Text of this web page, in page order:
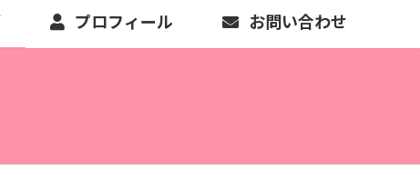
プロフィール お問い合わせ